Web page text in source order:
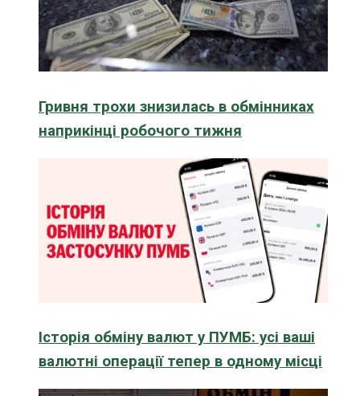
Гривня трохи знизилась в обмінниках
наприкінці робочого тижня
Історія обміну валют у ПУМБ: усі ваші
валютні операції тепер в одному місці